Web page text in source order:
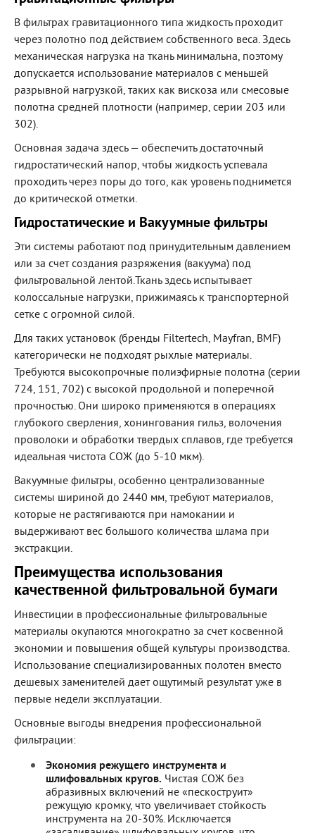
В фильтрах гравитационного типа жидкость проходит
через полотно под действием собственного веса. Здесь
механическая нагрузка на ткань минимальна, поэтому
допускается использование материалов с меньшей
разрывной нагрузкой, таких как вискоза или смесовые
полотна средней плотности (например, серии 203 или
302).
Основная задача здесь — обеспечить достаточный
гидростатический напор, чтобы жидкость успевала
проходить через поры до того, как уровень поднимется
до критической отметки.
Гидростатические и Вакуумные фильтры
Эти системы работают под принудительным давлением
или за счет создания разряжения (вакуума) под
фильтровальной лентой.Ткань здесь испытывает
колоссальные нагрузки, прижимаясь к транспортерной
сетке с огромной силой.
Для таких установок (бренды Filtertech, Mayfran, BMF)
категорически не подходят рыхлые материалы.
Требуются высокопрочные полиэфирные полотна (серии
724, 151, 702) с высокой продольной и поперечной
прочностью. Они широко применяются в операциях
глубокого сверления, хонингования гильз, волочения
проволоки и обработки твердых сплавов, где требуется
идеальная чистота СОЖ (до 5-10 мкм).
Вакуумные фильтры, особенно централизованные
системы шириной до 2440 мм, требуют материалов,
которые не растягиваются при намокании и
выдерживают вес большого количества шлама при
экстракции.
Преимущества использования
качественной фильтровальной бумаги
Инвестиции в профессиональные фильтровальные
материалы окупаются многократно за счет косвенной
экономии и повышения общей культуры производства.
Использование специализированных полотен вместо
дешевых заменителей дает ощутимый результат уже в
первые недели эксплуатации.
Основные выгоды внедрения профессиональной
фильтрации:
Экономия режущего инструмента и
шлифовальных кругов. Чистая СОЖ без
абразивных включений не «пескоструит»
режущую кромку, что увеличивает стойкость
инструмента на 20-30%. Исключается